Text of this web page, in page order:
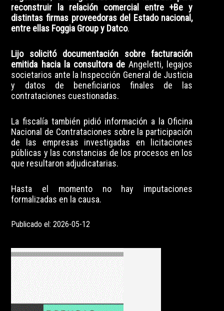
reconstruir la relación comercial entre +Be y
distintas firmas proveedoras del Estado nacional,
entre ellas Foggia Group y Datco.
Lijo solicitó documentación sobre facturación
emitida hacia la consultora deAngeletti, legajos
societarios ante la Inspección General de Justicia
y datos de beneficiarios finales de las
contrataciones cuestionadas.
La fiscalía también pidió información a la Oficina
Nacional de Contrataciones sobre la participación
de las empresas investigadas en licitaciones
públicas y las constancias de los procesos en los
que resultaron adjudicatarias.
Hasta el momento no hay imputaciones
formalizadas en la causa.
Publicado el: 2026-05-12